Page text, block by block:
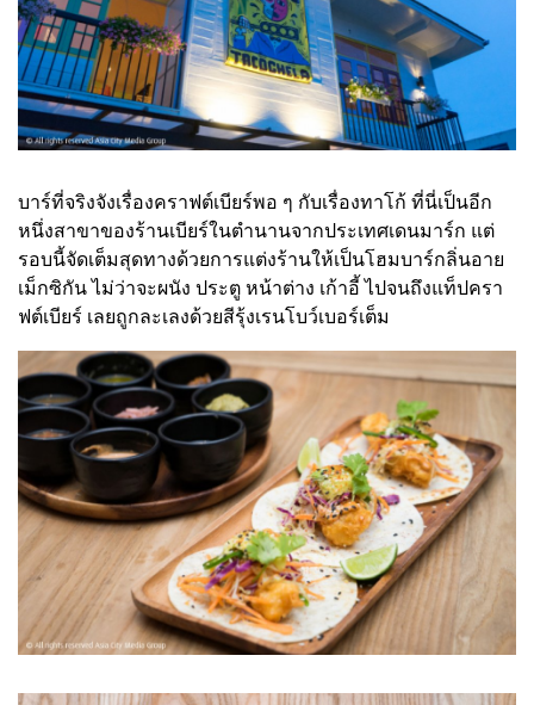
บาร์ที่จริงจังเรื่องคราฟต์เบียร์พอ ๆ กับเรื่องทาโก้ ที่นี่เป็นอีก
หนึ่งสาขาของร้านเบียร์ในตำนานจากประเทศเดนมาร์ก แต่
รอบนี้จัดเต็มสุดทางด้วยการแต่งร้านให้เป็นโฮมบาร์กลิ่นอาย
เม็กซิกัน ไม่ว่าจะผนัง ประตู หน้าต่าง เก้าอี้ ไปจนถึงแท็ปครา
ฟต์เบียร์ เลยถูกละเลงด้วยสีรุ้งเรนโบว์เบอร์เต็ม